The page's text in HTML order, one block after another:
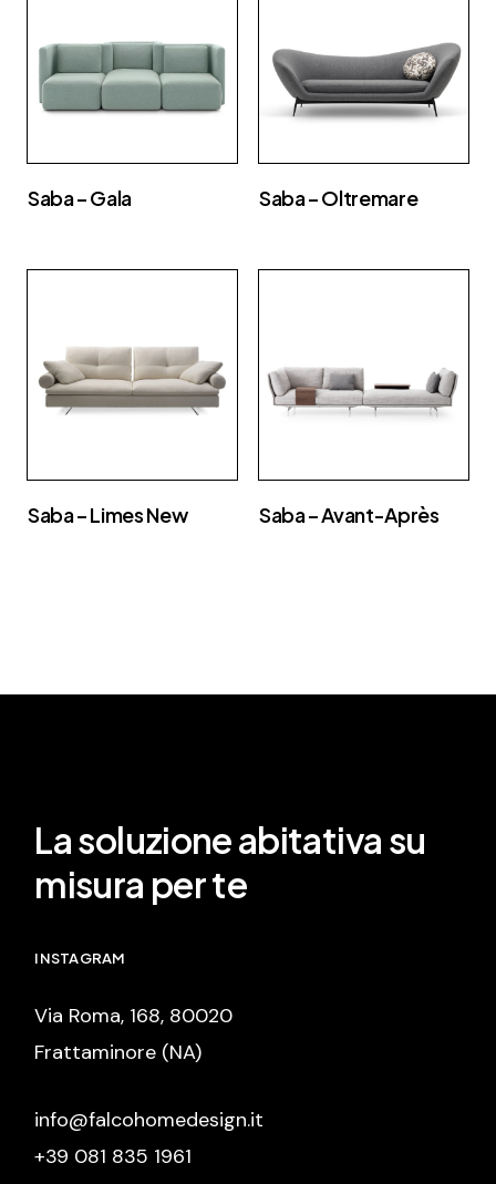
Saba – Gala Saba – Oltremare
Saba – Limes New Saba – Avant-Après
La soluzione abitativa su
misura per te
INSTAGRAM
Via Roma, 168, 80020
Frattaminore (NA)
info@falcohomedesign.it
+39 081 835 1961